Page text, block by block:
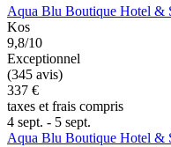
Aqua Blu Boutique Hotel &
Kos
9,8/10
Exceptionnel
(345 avis)
337 €
taxes et frais compris
4 sept. - 5 sept.
Aqua Blu Boutique Hotel &